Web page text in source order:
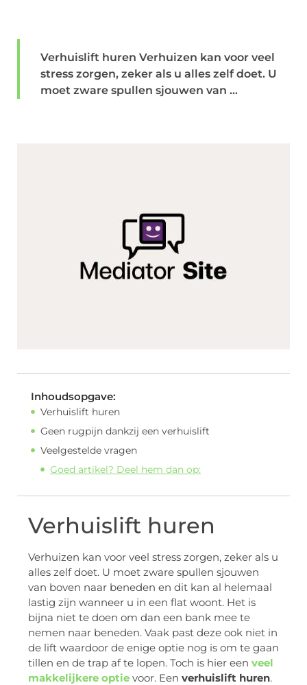
Verhuislift huren Verhuizen kan voor veel
stress zorgen, zeker als u alles zelf doet. U
moet zware spullen sjouwen van ...
Inhoudsopgave:
Verhuislift huren
Geen rugpijn dankzij een verhuislift
Veelgestelde vragen
Goed artikel? Deel hem dan op:
Verhuislift huren
Verhuizen kan voor veel stress zorgen, zeker als u
alles zelf doet. U moet zware spullen sjouwen
van boven naar beneden en dit kan al helemaal
lastig zijn wanneer u in een flat woont. Het is
bijna niet te doen om dan een bank mee te
nemen naar beneden. Vaak past deze ook niet in
de lift waardoor de enige optie nog is om te gaan
tillen en de trap af te lopen. Toch is hier een veel
makkelijkere optie voor. Een verhuislift huren.